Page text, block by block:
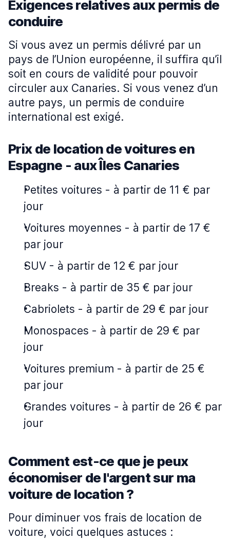
Exigences relatives aux permis de
conduire
Si vous avez un permis délivré par un
pays de l’Union européenne, il suffira qu’il
soit en cours de validité pour pouvoir
circuler aux Canaries. Si vous venez d’un
autre pays, un permis de conduire
international est exigé.
Prix de location de voitures en
Espagne - aux Îles Canaries
Petites voitures - à partir de 11 € par
jour
Voitures moyennes - à partir de 17 €
par jour
SUV - à partir de 12 € par jour
Breaks - à partir de 35 € par jour
Cabriolets - à partir de 29 € par jour
Monospaces - à partir de 29 € par
jour
Voitures premium - à partir de 25 €
par jour
Grandes voitures - à partir de 26 € par
jour
Comment est-ce que je peux
économiser de l'argent sur ma
voiture de location ?
Pour diminuer vos frais de location de
voiture, voici quelques astuces :